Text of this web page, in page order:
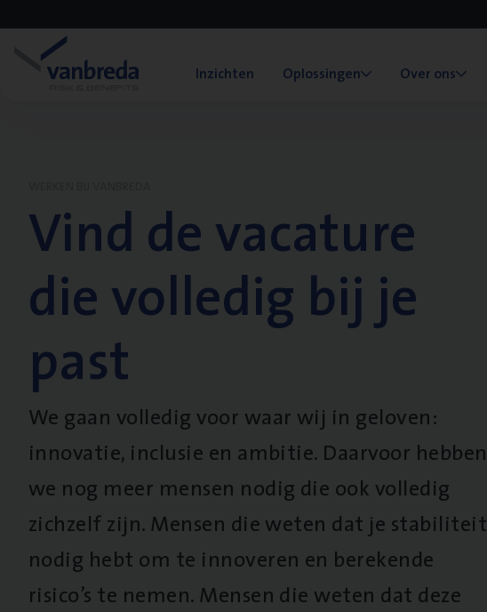
Inzichten Oplossingen Over ons
Vind de vacature
die volledig bij je
past
We gaan volledig voor waar wij in geloven:
innovatie, inclusie en ambitie. Daarvoor hebben
we nog meer mensen nodig die ook volledig
zichzelf zijn. Mensen die weten dat je stabiliteit
nodig hebt om te innoveren en berekende
risico’s te nemen. Mensen die weten dat deze